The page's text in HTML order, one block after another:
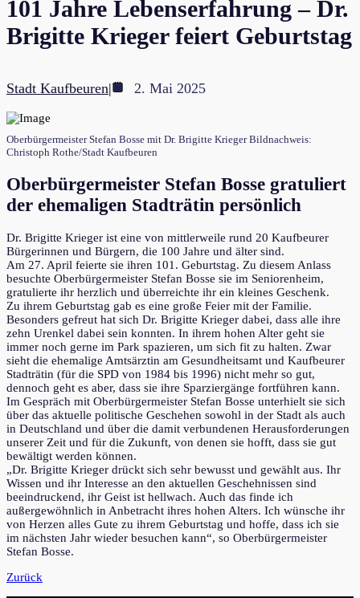
101 Jahre Lebenserfahrung – Dr.
Brigitte Krieger feiert Geburtstag
Stadt Kaufbeuren| 2. Mai 2025
Oberbürgermeister Stefan Bosse mit Dr. Brigitte Krieger Bildnachweis:
Christoph Rothe/Stadt Kaufbeuren
Oberbürgermeister Stefan Bosse gratuliert
der ehemaligen Stadträtin persönlich
Dr. Brigitte Krieger ist eine von mittlerweile rund 20 Kaufbeurer
Bürgerinnen und Bürgern, die 100 Jahre und älter sind.
Am 27. April feierte sie ihren 101. Geburtstag. Zu diesem Anlass
besuchte Oberbürgermeister Stefan Bosse sie im Seniorenheim,
gratulierte ihr herzlich und überreichte ihr ein kleines Geschenk.
Zu ihrem Geburtstag gab es eine große Feier mit der Familie.
Besonders gefreut hat sich Dr. Brigitte Krieger dabei, dass alle ihre
zehn Urenkel dabei sein konnten. In ihrem hohen Alter geht sie
immer noch gerne im Park spazieren, um sich fit zu halten. Zwar
sieht die ehemalige Amtsärztin am Gesundheitsamt und Kaufbeurer
Stadträtin (für die SPD von 1984 bis 1996) nicht mehr so gut,
dennoch geht es aber, dass sie ihre Sparziergänge fortführen kann.
Im Gespräch mit Oberbürgermeister Stefan Bosse unterhielt sie sich
über das aktuelle politische Geschehen sowohl in der Stadt als auch
in Deutschland und über die damit verbundenen Herausforderungen
unserer Zeit und für die Zukunft, von denen sie hofft, dass sie gut
bewältigt werden können.
„Dr. Brigitte Krieger drückt sich sehr bewusst und gewählt aus. Ihr
Wissen und ihr Interesse an den aktuellen Geschehnissen sind
beeindruckend, ihr Geist ist hellwach. Auch das finde ich
außergewöhnlich in Anbetracht ihres hohen Alters. Ich wünsche ihr
von Herzen alles Gute zu ihrem Geburtstag und hoffe, dass ich sie
im nächsten Jahr wieder besuchen kann“, so Oberbürgermeister
Stefan Bosse.
Zurück